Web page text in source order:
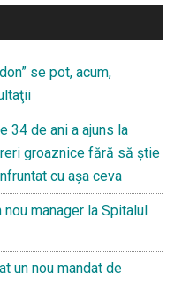
se pot, acum,
34 de ani a ajuns la
groaznice fără să ştie
cu așa ceva
manager la Spitalul
un nou mandat de